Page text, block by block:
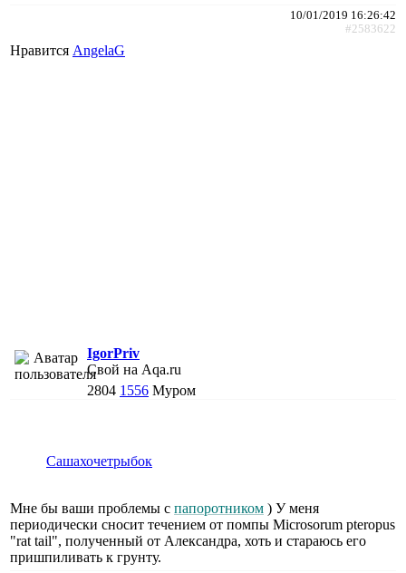
10/01/2019 16:26:42
#2583622
Нравится AngelaG
IgorPriv
Свой на Aqa.ru
2804 1556 Муром
Сашахочетрыбок
Мне бы ваши проблемы с папоротником ) У меня
периодически сносит течением от помпы Microsorum pteropus
"rat tail", полученный от Александра, хоть и стараюсь его
пришпиливать к грунту.